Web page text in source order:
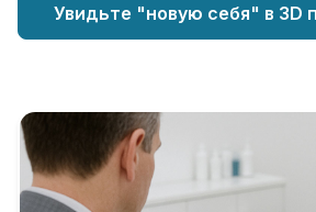
Увидьте "новую себя" в 3D